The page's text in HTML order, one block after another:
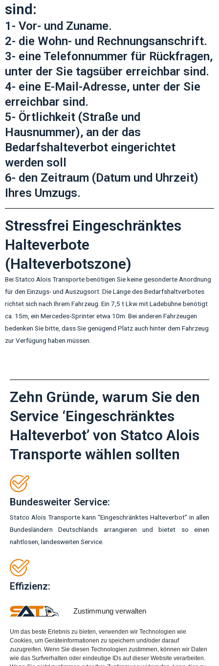
Zustimmung verwalten
Um das beste Erlebnis zu bieten, verwenden wir Technologien wie
Cookies, um Geräteinformationen zu speichern und/oder darauf
zuzugreifen. Wenn Sie diesen Technologien zustimmen, können wir Daten
wie das Surfverhalten oder eindeutige IDs auf dieser Website verarbeiten.
sind:
1- Vor- und Zuname.
2- die Wohn- und Rechnungsanschrift.
3- eine Telefonnummer für Rückfragen,
unter der Sie tagsüber erreichbar sind.
4- eine E-Mail-Adresse, unter der Sie
erreichbar sind.
5- Örtlichkeit (Straße und
Hausnummer), an der das
Bedarfshalteverbot eingerichtet
werden soll
6- den Zeitraum (Datum und Uhrzeit)
Ihres Umzugs.
Stressfrei Eingeschränktes
Halteverbote
(Halteverbotszone)
Bei Statco Alois Transporte benötigen Sie keine gesonderte Anordnung
für den Einzugs- und Auszugsort. Die Länge des Bedarfshaltverbotes
richtet sich nach Ihrem Fahrzeug. Ein 7,5 t Lkw mit Ladebühne benötigt
ca. 15m, ein Mercedes-Sprinter etwa 10m. Bei anderen Fahrzeugen
bedenken Sie bitte, dass Sie genügend Platz auch hinter dem Fahrzeug
zur Verfügung haben müssen.
Zehn Gründe, warum Sie den
Service ‘Eingeschränktes
Halteverbot’ von Statco Alois
Transporte wählen sollten
Bundesweiter Service:
Statco Alois Transporte kann “Eingeschränktes Halteverbot” in allen
Bundesländern Deutschlands arrangieren und bietet so einen
nahtlosen, landesweiten Service.
Effizienz:
schnell und effizient, was mögliche Verzögerungen bei Ihrem Umzug